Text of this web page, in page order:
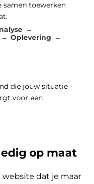
samen toewerken
Oplevering
die jouw situatie
voor een
op maat
dat je maar